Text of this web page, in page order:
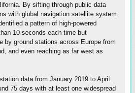
By sifting through public data
with global navigation satellite system
a pattern of high-powered
10 seconds each time but
by ground stations across Europe from
and even reaching as far west as
data from January 2019 to April
75 days with at least one widespread